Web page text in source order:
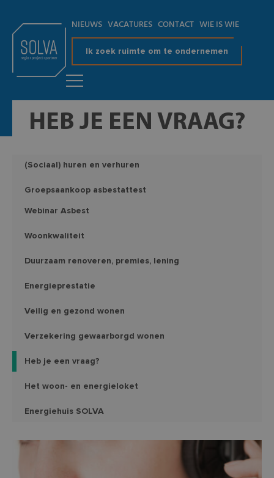
NIEUWS VACATURES CONTACT WIE IS WIE
Ik zoek ruimte om te ondernemen
HEB JE EEN VRAAG?
(Sociaal) huren en verhuren
Groepsaankoop asbestattest
Webinar Asbest
Woonkwaliteit
Duurzaam renoveren, premies, lening
Energieprestatie
Veilig en gezond wonen
Verzekering gewaarborgd wonen
Heb je een vraag?
Het woon- en energieloket
Energiehuis SOLVA